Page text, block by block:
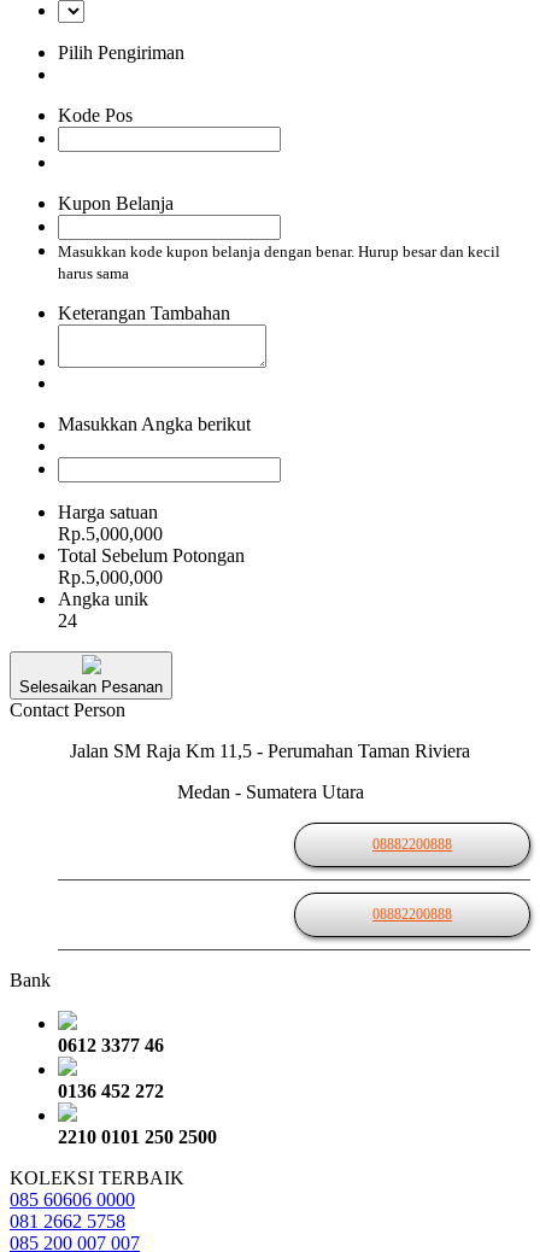
Pilih Pengiriman
Kode Pos
Kupon Belanja
Masukkan kode kupon belanja dengan benar. Hurup besar dan kecil
harus sama
Keterangan Tambahan
Masukkan Angka berikut
Harga satuan
Rp.5,000,000
Total Sebelum Potongan
Rp.5,000,000
Angka unik
24
Selesaikan Pesanan
Contact Person
Jalan SM Raja Km 11,5 - Perumahan Taman Riviera
Medan - Sumatera Utara
08882200888
08882200888
Bank
0612 3377 46
0136 452 272
2210 0101 250 2500
KOLEKSI TERBAIK
085 60606 0000
081 2662 5758
085 200 007 007